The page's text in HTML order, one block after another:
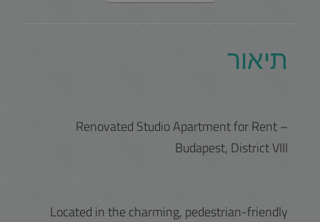
תיאור
Renovated Studio Apartment for Rent –
Budapest, District VIII
Located in the charming, pedestrian-friendly